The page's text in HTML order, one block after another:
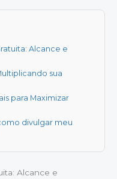
Alcance e
sua
para Maximizar
divulgar meu
Alcance e